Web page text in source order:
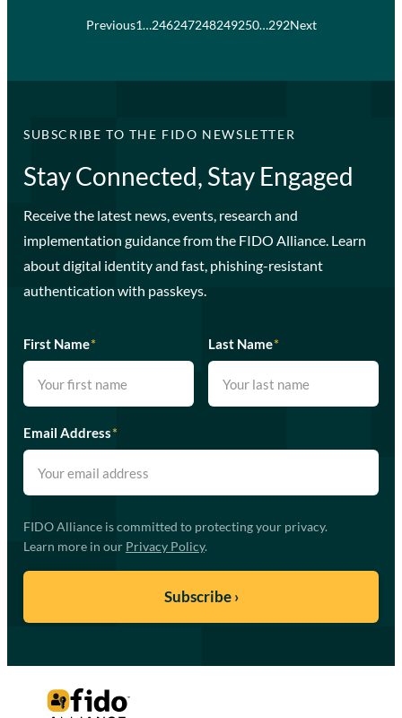
Previous1…246247248249250…292Next
SUBSCRIBE TO THE FIDO NEWSLETTER
Stay Connected, Stay Engaged
Receive the latest news, events, research and
implementation guidance from the FIDO Alliance. Learn
about digital identity and fast, phishing-resistant
authentication with passkeys.
First Name* Last Name*
Email Address*
FIDO Alliance is committed to protecting your privacy.
Learn more in our Privacy Policy.